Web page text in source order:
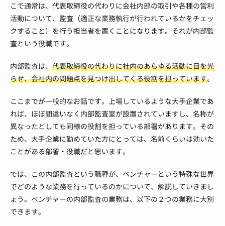
こで通常は、代表取締役の代わりに会社内部の取引や各種の営利
活動について、監査（適正な業務執行が行われているかをチェッ
クすること）を行う担当者を置くことになります。 それが内部監
査という役職です。
内部監査は、 代表取締役の代わりに社内のあらゆる活動に目を光
らせ、会社内の問題点を見つけ出してくる役割を担っています。
ここまでが一般的なお話です。
上場しているような大手企業であ
れば、ほぼ間違いなく内部監査室が設置されていますし、名称が
異なったとしても同様の役割を担っている部署があります。 その
ため、大手企業に勤めていた方にとっては、名前くらいは効いた
ことがある部署・役職だと思います。
では、この内部監査という職種が、ベンチャーという特殊な世界
でどのような業務を行っているのかについて、解説していきまし
ょう。 ベンチャーの内部監査の業務は、以下の２つの業務に大別
できます。